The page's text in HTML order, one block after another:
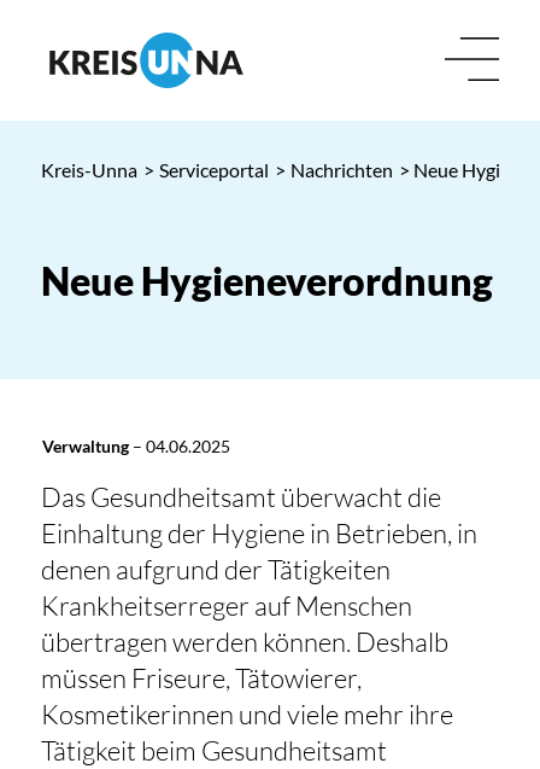
Kreis-Unna > Serviceportal > Nachrichten > Neue
Neue Hygieneverordnung
Verwaltung– 04.06.2025
Das Gesundheitsamt überwacht die
Einhaltung der Hygiene in Betrieben, in
denen aufgrund der Tätigkeiten
Krankheitserreger auf Menschen
übertragen werden können. Deshalb
müssen Friseure, Tätowierer,
Kosmetikerinnen und viele mehr ihre
Tätigkeit beim Gesundheitsamt